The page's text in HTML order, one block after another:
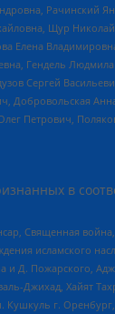
Рачинский
Щур
Елена
Гендель
Сергей
Петрович,
в
Священная
исламского
Д. Пожарского,
Джихад, Хайят
Кушкуль г.